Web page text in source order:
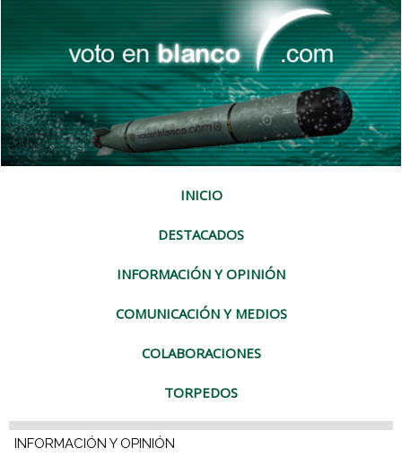
INICIO
DESTACADOS
INFORMACIÓN Y OPINIÓN
COMUNICACIÓN Y MEDIOS
COLABORACIONES
TORPEDOS
INFORMACIÓN Y OPINIÓN